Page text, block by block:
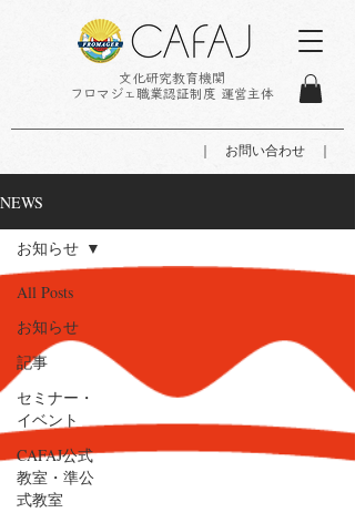
｜ お問い合わせ ｜
文化研究教育機関
フロマジェ職業認証制度 運営主体
NEWS
All Posts
お知らせ
記事
セミナー・
イベント
CAFAJ公式
教室・準公
式教室
お知らせ